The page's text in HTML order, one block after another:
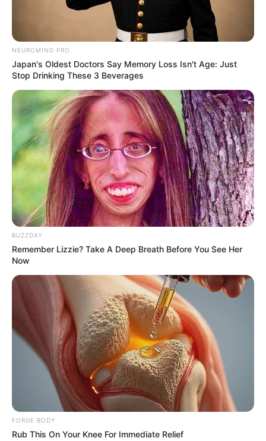
Hidden Sins: 15 Bible Prohibited Acts We All
Commit!
BRAINBERRIES
The Real Reason Steve Carell Left 'The Office'
BRAINBERRIES
NEUROMIND PRO
Japan's Oldest Doctors Say Memory Loss Isn't Age: Just
Stop Drinking These 3 Beverages
BUZZDAY
Remember Lizzie? Take A Deep Breath Before You See Her
Now
FORGE BODY
Rub This On Your Knee For Immediate Relief